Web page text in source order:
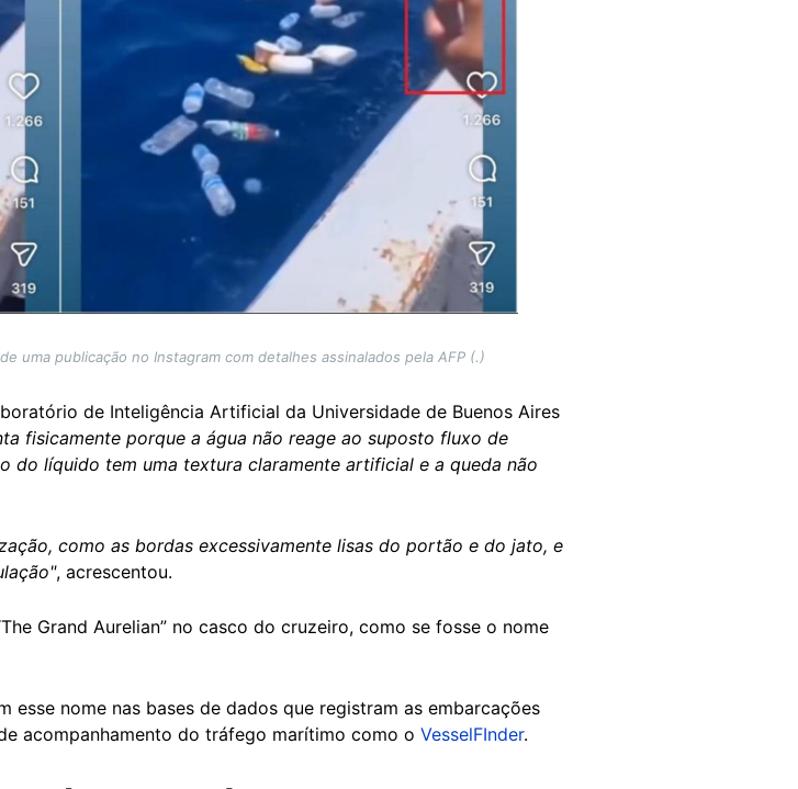
uma publicação no Instagram com detalhes assinalados pela AFP (.)
de Inteligência Artificial da Universidade de Buenos Aires
fisicamente porque a água não reage ao suposto fluxo de
do líquido tem uma textura claramente artificial e a queda não
como as bordas excessivamente lisas do portão e do jato, e
, acrescentou.
Grand Aurelian” no casco do cruzeiro, como se fosse o nome
esse nome nas bases de dados que registram as embarcações
acompanhamento do tráfego marítimo como o VesselFInder.